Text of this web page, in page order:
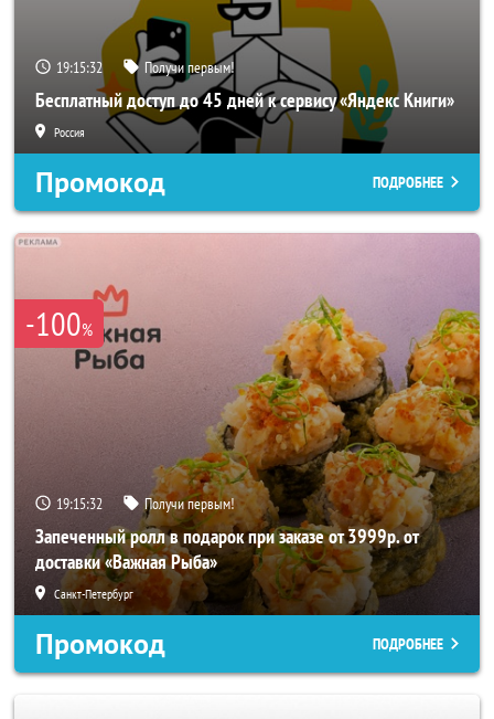
19:15:29 Получи первым!
Бесплатный доступ до 45 дней к сервису «Яндекс Книги»
Россия
Промокод ПОДРОБНЕЕ
-100%
19:15:29 Получи первым!
Запеченный ролл в подарок при заказе от 3999р. от
доставки «Важная Рыба»
Санкт-Петербург
Промокод ПОДРОБНЕЕ